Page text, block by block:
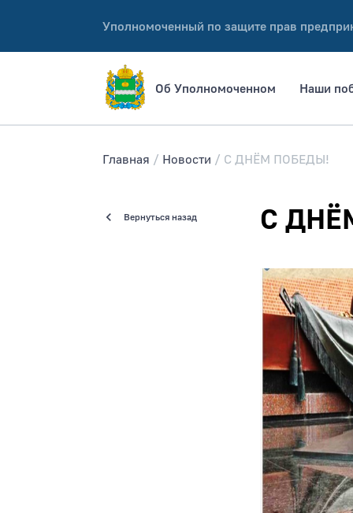
Уполномоченный по защите прав
Об Уполномоченном Наши
Главная Новости С ДНЁМ ПОБЕДЫ!
Вернуться назад С